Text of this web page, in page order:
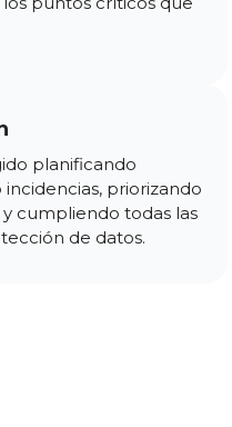
planificando
priorizando
cumpliendo todas las
de datos.